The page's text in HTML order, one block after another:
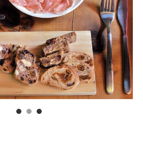
TRAVEL
どこ行く？
FORTUNE
明日のわたし
Monthly Love Holoscope